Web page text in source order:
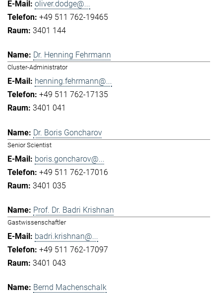
oliver.dodge@...
+49 511 762-19465
3401 144
Dr. Henning Fehrmann
Cluster-Administrator
henning.fehrmann@...
+49 511 762-17135
3401 041
Dr. Boris Goncharov
Senior Scientist
boris.goncharov@...
+49 511 762-17016
3401 035
Prof. Dr. Badri Krishnan
Gastwissenschaftler
badri.krishnan@...
+49 511 762-17097
3401 043
Bernd Machenschalk